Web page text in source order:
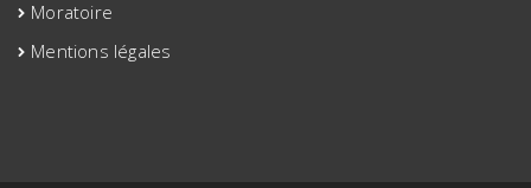
Moratoire
Mentions légales